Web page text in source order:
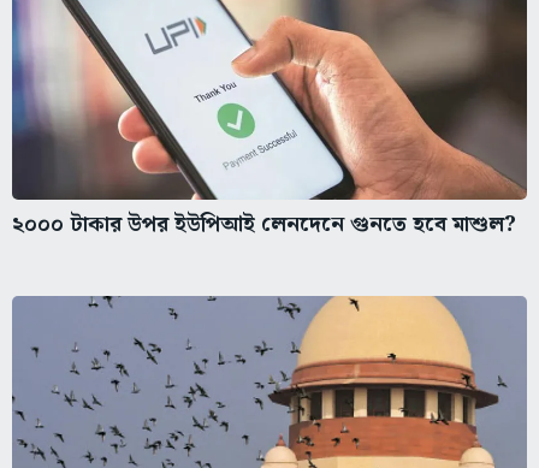
২০০০ টাকার উপর ইউপিআই লেনদেনে গুনতে হবে মাশুল?